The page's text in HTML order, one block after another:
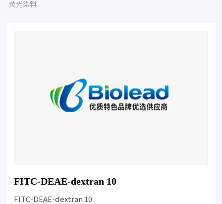
荧光染料
FITC-DEAE-dextran 10
FITC-DEAE-dextran 10